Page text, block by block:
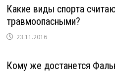
Какие виды спорта
травмоопасными?
23.11.2016
Кому же достанется